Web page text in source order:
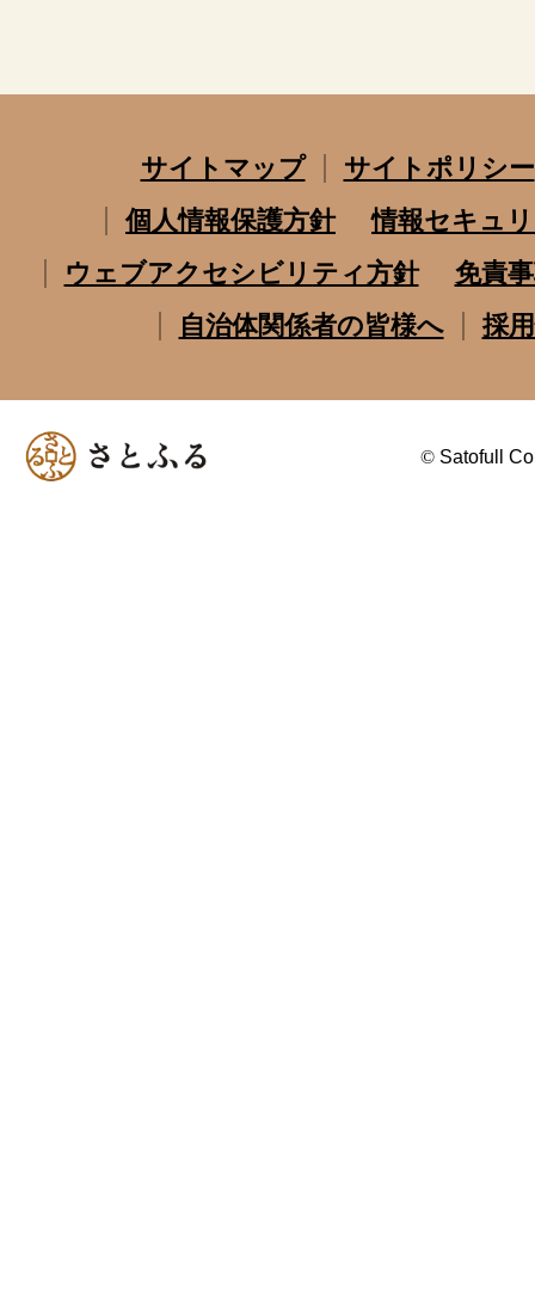
サイトマップ
サイトポリシー
個人情報保護方針
情報セキュ
ウェブアクセシビリティ方針
免責
自治体関係者の皆様へ
採
© Satofull